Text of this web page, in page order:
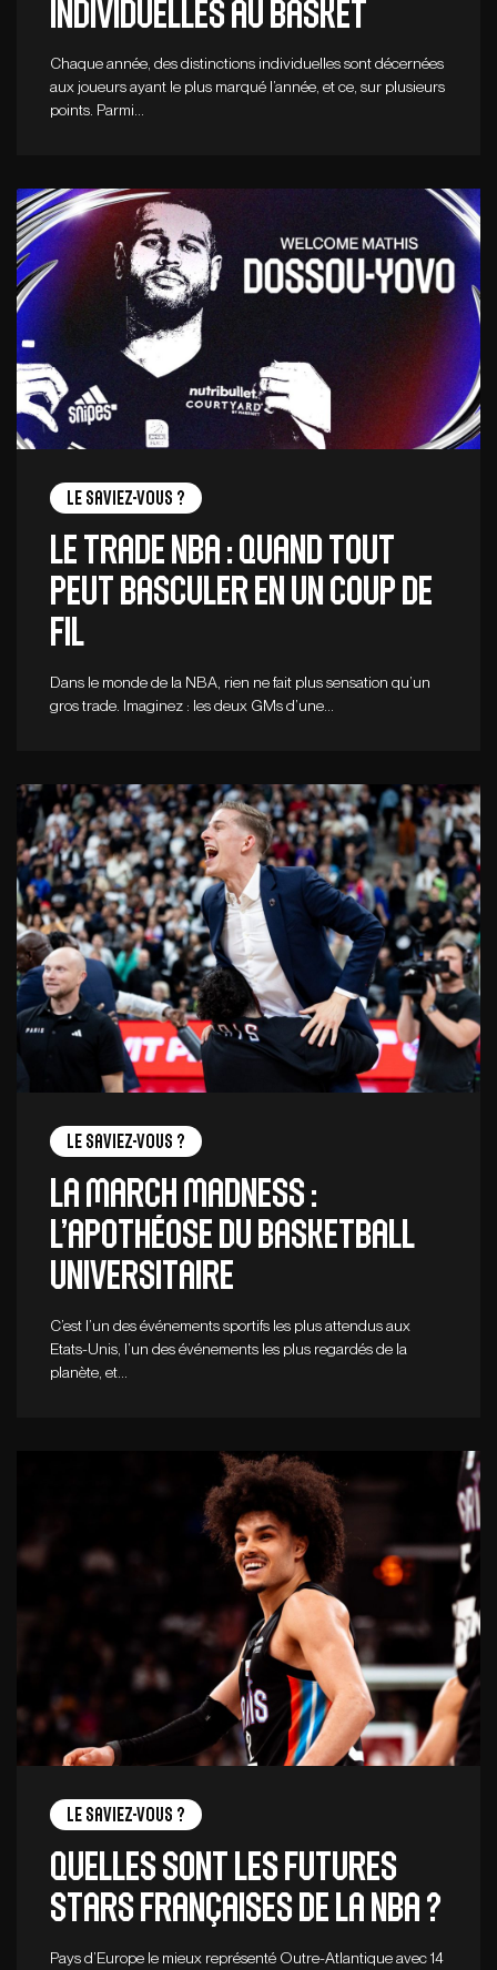
individuelles au basket
Chaque année, des distinctions individuelles sont décernées
aux joueurs ayant le plus marqué l’année, et ce, sur plusieurs
points. Parmi…
Le saviez-vous ?
Le trade NBA : quand tout
peut basculer en un coup de
fil
Dans le monde de la NBA, rien ne fait plus sensation qu’un
gros trade. Imaginez : les deux GMs d’une…
Le saviez-vous ?
La March Madness :
l’apothéose du basketball
universitaire
C’est l’un des événements sportifs les plus attendus aux
Etats-Unis, l’un des événements les plus regardés de la
planète, et…
Le saviez-vous ?
Quelles sont les futures
stars françaises de la NBA ?
Pays d’Europe le mieux représenté Outre-Atlantique avec 14